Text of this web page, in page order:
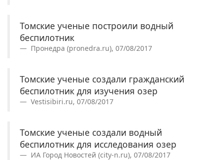
Томские ученые построили водный
беспилотник
Пронедра (pronedra.ru), 07/08/2017
Томские ученые создали гражданский
беспилотник для изучения озер
Vestisibiri.ru, 07/08/2017
Томские ученые создали водный
беспилотник для исследования озер
ИА Город Новостей (city-n.ru), 07/08/2017